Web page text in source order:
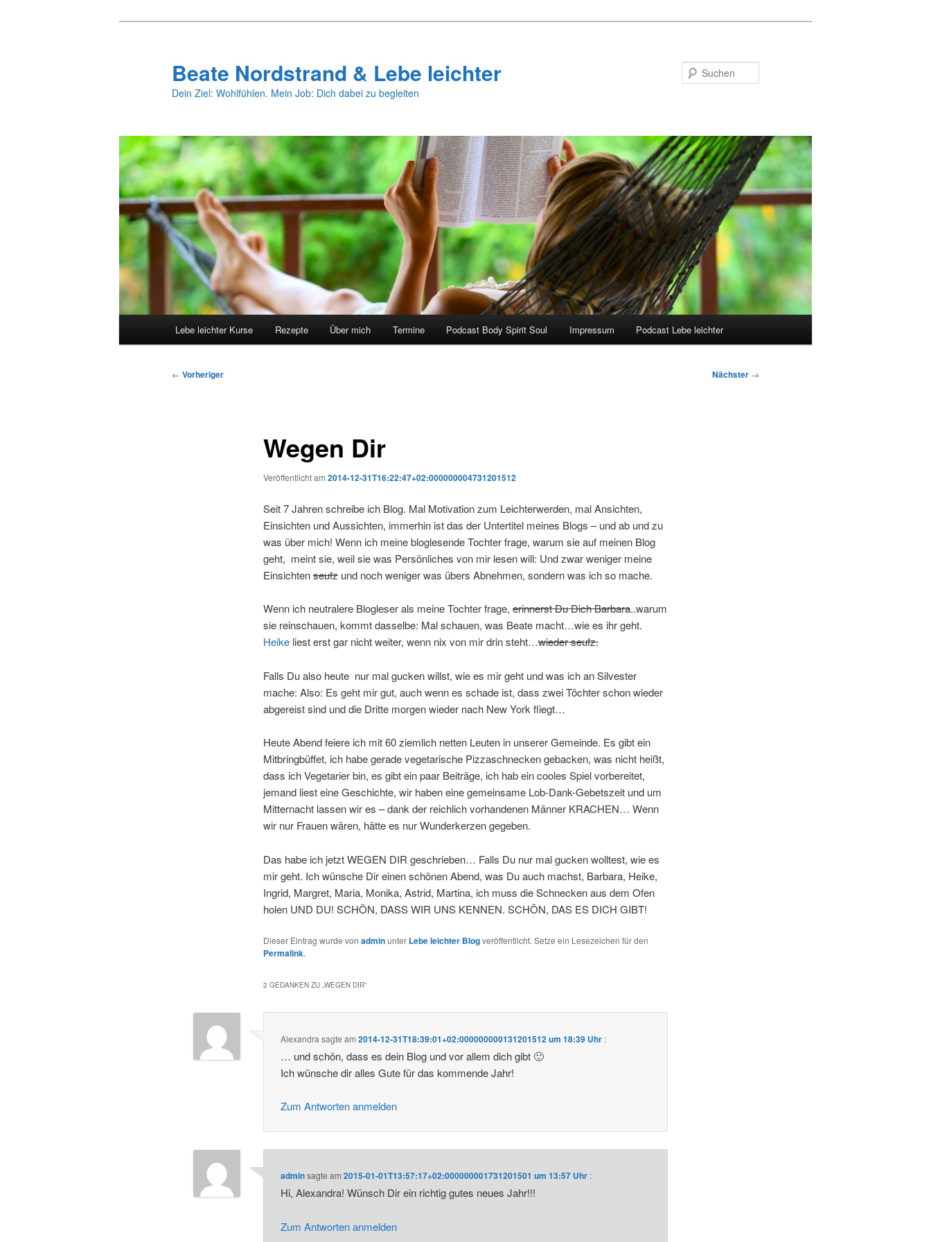
Beate Nordstrand & Lebe leichter
Dein Ziel: Wohlfühlen. Mein Job: Dich dabei zu begleiten
Lebe leichter Kurse Rezepte Über mich Termine Podcast Body Spirit Soul Impressum Podcast Lebe leichter
Beitragsnavigation
← Vorheriger Nächster →
Wegen Dir
Veröffentlicht am 2014-12-31T16:22:47+02:000000004731201512
Seit 7 Jahren schreibe ich Blog. Mal Motivation zum Leichterwerden, mal Ansichten,
Einsichten und Aussichten, immerhin ist das der Untertitel meines Blogs – und ab und zu
was über mich! Wenn ich meine bloglesende Tochter frage, warum sie auf meinen Blog
geht, meint sie, weil sie was Persönliches von mir lesen will: Und zwar weniger meine
Einsichtenseufzund noch weniger was übers Abnehmen, sondern was ich so mache.
Wenn ich neutralere Blogleser als meine Tochter frage,erinnerst Du Dich Barbara..warum
sie reinschauen, kommt dasselbe: Mal schauen, was Beate macht…wie es ihr geht.
Heikeliest erst gar nicht weiter, wenn nix von mir drin steht…wieder seufz.
Falls Du also heute nur mal gucken willst, wie es mir geht und was ich an Silvester
mache: Also: Es geht mir gut, auch wenn es schade ist, dass zwei Töchter schon wieder
abgereist sind und die Dritte morgen wieder nach New York fliegt…
Heute Abend feiere ich mit 60 ziemlich netten Leuten in unserer Gemeinde. Es gibt ein
Mitbringbüffet, ich habe gerade vegetarische Pizzaschnecken gebacken, was nicht heißt,
dass ich Vegetarier bin, es gibt ein paar Beiträge, ich hab ein cooles Spiel vorbereitet,
jemand liest eine Geschichte, wir haben eine gemeinsame Lob-Dank-Gebetszeit und um
Mitternacht lassen wir es – dank der reichlich vorhandenen Männer KRACHEN… Wenn
wir nur Frauen wären, hätte es nur Wunderkerzen gegeben.
Das habe ich jetzt WEGEN DIR geschrieben… Falls Du nur mal gucken wolltest, wie es
mir geht. Ich wünsche Dir einen schönen Abend, was Du auch machst, Barbara, Heike,
Ingrid, Margret, Maria, Monika, Astrid, Martina, ich muss die Schnecken aus dem Ofen
holen UND DU! SCHÖN, DASS WIR UNS KENNEN. SCHÖN, DAS ES DICH GIBT!
Dieser Eintrag wurde von adminunter Lebe leichter Blogveröffentlicht. Setze ein Lesezeichen für den
Permalink.
2 GEDANKEN ZU „WEGEN DIR“
Alexandra sagte am2014-12-31T18:39:01+02:000000000131201512 um 18:39 Uhr :
… und schön, dass es dein Blog und vor allem dich gibt 🙂
Ich wünsche dir alles Gute für das kommende Jahr!
Zum Antworten anmelden
adminsagte am2015-01-01T13:57:17+02:000000001731201501 um 13:57 Uhr :
Hi, Alexandra! Wünsch Dir ein richtig gutes neues Jahr!!!
Zum Antworten anmelden